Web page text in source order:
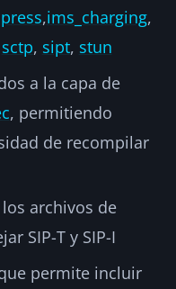
,ims_charging,
sctp, sipt, stun
a la capa de
, permitiendo
de recompilar
archivos de
SIP-T y SIP-I
permite incluir